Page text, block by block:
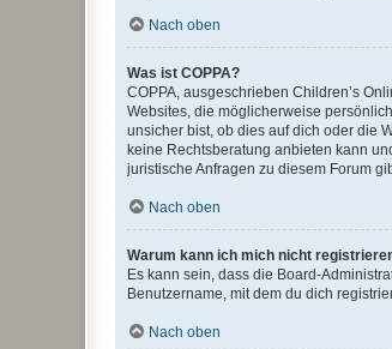
Nach oben
Was ist COPPA?
COPPA, ausgeschrieben Children’s
Websites, die möglicherweise
unsicher bist, ob dies auf dich oder die
keine Rechtsberatung anbieten kann
juristische Anfragen zu diesem Forum
Nach oben
Warum kann ich mich nicht
Es kann sein, dass die Board-
Benutzername, mit dem du dich
Nach oben